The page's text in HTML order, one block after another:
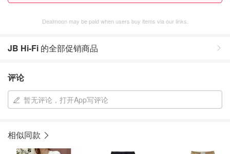
Dealmoon may be paid when users buy items via our links.
JB Hi-Fi 的全部促销商品
评论
暂无评论，打开App写评论
相似同款